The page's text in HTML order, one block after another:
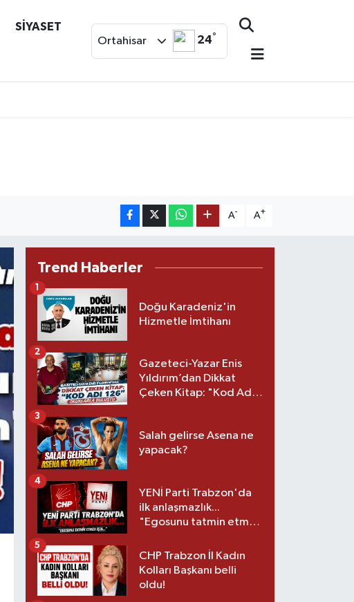
SİYASET
Ortahisar 24°
A- A+
Trend Haberler
Doğu Karadeniz'in
Hizmetle İmtihanı
1
Gazeteci-Yazar Enis
Yıldırım’dan Dikkat
Çeken Kitap: "Kod Adı
2
Salah gelirse Asena ne
yapacak?
3
YENİ Parti Trabzon'da
ilk anlaşmazlık...
"Egosunu tatmin etmek
4
CHP Trabzon İl Kadın
Kolları Başkanı belli
oldu!
5